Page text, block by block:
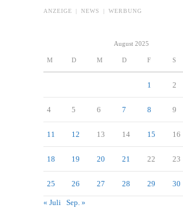
ANZEIGE | NEWS | WERBUNG
August 2025
M D M D F S
1 2
4 5 6 7 8 9
11 12 13 14 15 16
18 19 20 21 22 23
25 26 27 28 29 30
« Juli Sep. »